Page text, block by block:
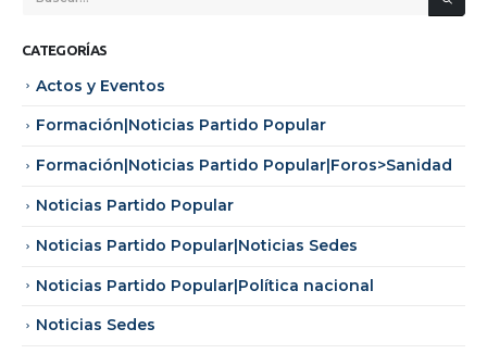
CATEGORÍAS
Actos y Eventos
Formación|Noticias Partido Popular
Formación|Noticias Partido Popular|Foros>Sanidad
Noticias Partido Popular
Noticias Partido Popular|Noticias Sedes
Noticias Partido Popular|Política nacional
Noticias Sedes